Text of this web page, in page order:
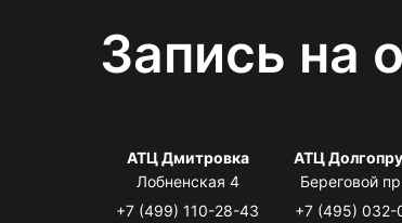
Запись на
АТЦ Дмитровка
Лобненская 4
+7 (499) 110-28-43
АТЦ
Береговой
+7 (495) 032-